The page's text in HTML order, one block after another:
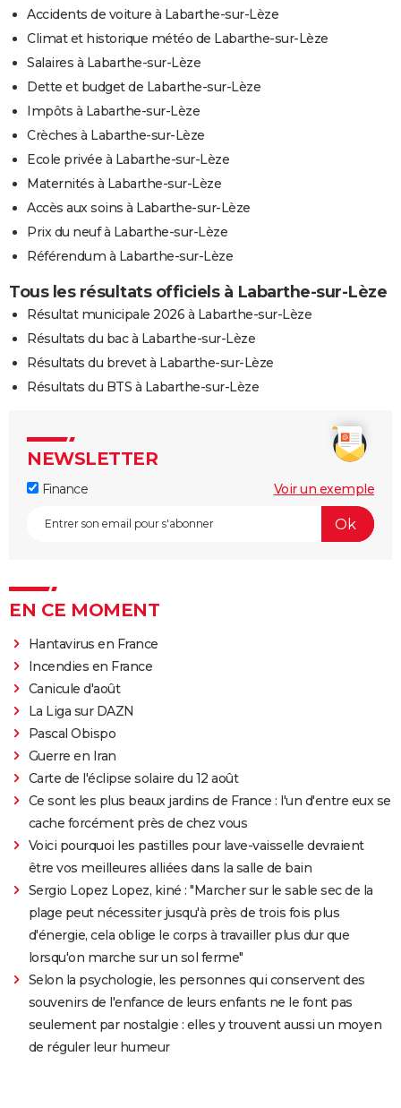
Accidents de voiture à Labarthe-sur-Lèze
Climat et historique météo de Labarthe-sur-Lèze
Salaires à Labarthe-sur-Lèze
Dette et budget de Labarthe-sur-Lèze
Impôts à Labarthe-sur-Lèze
Crèches à Labarthe-sur-Lèze
Ecole privée à Labarthe-sur-Lèze
Maternités à Labarthe-sur-Lèze
Accès aux soins à Labarthe-sur-Lèze
Prix du neuf à Labarthe-sur-Lèze
Référendum à Labarthe-sur-Lèze
Tous les résultats officiels à Labarthe-sur-Lèze
Résultat municipale 2026 à Labarthe-sur-Lèze
Résultats du bac à Labarthe-sur-Lèze
Résultats du brevet à Labarthe-sur-Lèze
Résultats du BTS à Labarthe-sur-Lèze
NEWSLETTER
Finance Voir un exemple
EN CE MOMENT
Hantavirus en France
Incendies en France
Canicule d'août
La Liga sur DAZN
Pascal Obispo
Guerre en Iran
Carte de l'éclipse solaire du 12 août
Ce sont les plus beaux jardins de France : l'un d'entre eux se
cache forcément près de chez vous
Voici pourquoi les pastilles pour lave-vaisselle devraient
être vos meilleures alliées dans la salle de bain
Sergio Lopez Lopez, kiné : "Marcher sur le sable sec de la
plage peut nécessiter jusqu'à près de trois fois plus
d'énergie, cela oblige le corps à travailler plus dur que
lorsqu'on marche sur un sol ferme"
Selon la psychologie, les personnes qui conservent des
souvenirs de l'enfance de leurs enfants ne le font pas
seulement par nostalgie : elles y trouvent aussi un moyen
de réguler leur humeur